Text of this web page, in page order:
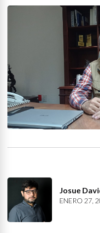
Josue
ENERO 27,